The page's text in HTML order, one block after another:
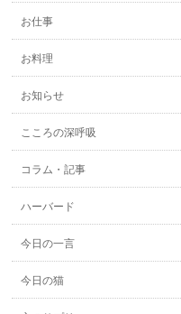
お仕事
お料理
お知らせ
こころの深呼吸
コラム・記事
ハーバード
今日の一言
今日の猫